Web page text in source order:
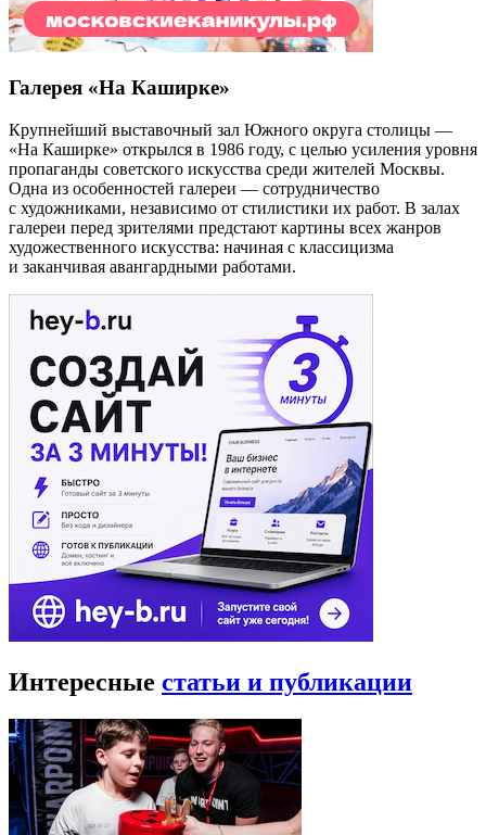
Галерея «На Каширке»
Крупнейший выставочный зал Южного округа столицы —
«На Каширке» открылся в 1986 году, с целью усиления уровня
пропаганды советского искусства среди жителей Москвы.
Одна из особенностей галереи — сотрудничество
с художниками, независимо от стилистики их работ. В залах
галереи перед зрителями предстают картины всех жанров
художественного искусства: начиная с классицизма
и заканчивая авангардными работами.
Интересные статьи и публикации